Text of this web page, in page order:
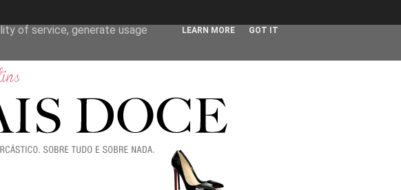
IP address and user-agent
of service, generate usage
LEARN MORE GOT IT